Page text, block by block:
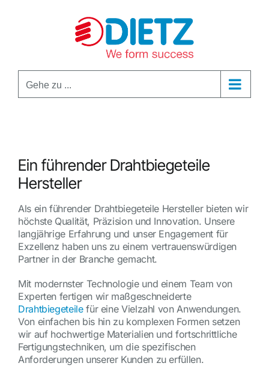
Gehe zu ...
Ein führender Drahtbiegeteile
Hersteller
Als ein führender Drahtbiegeteile Hersteller bieten wir
höchste Qualität, Präzision und Innovation. Unsere
langjährige Erfahrung und unser Engagement für
Exzellenz haben uns zu einem vertrauenswürdigen
Partner in der Branche gemacht.
Mit modernster Technologie und einem Team von
Experten fertigen wir maßgeschneiderte
Drahtbiegeteilefür eine Vielzahl von Anwendungen.
Von einfachen bis hin zu komplexen Formen setzen
wir auf hochwertige Materialien und fortschrittliche
Fertigungstechniken, um die spezifischen
Anforderungen unserer Kunden zu erfüllen.